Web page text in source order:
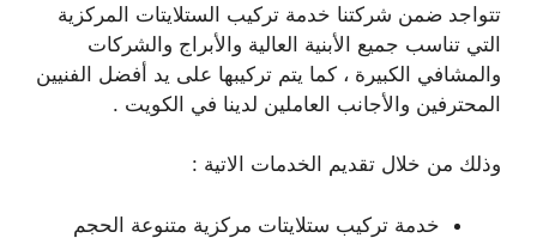
تتواجد ضمن شركتنا خدمة تركيب الستلايتات المركزية
التي تناسب جميع الأبنية العالية والأبراج والشركات
والمشافي الكبيرة ، كما يتم تركيبها على يد أفضل الفنيين
المحترفين والأجانب العاملين لدينا في الكويت .
وذلك من خلال تقديم الخدمات الاتية :
خدمة تركيب ستلايتات مركزية متنوعة الحجم